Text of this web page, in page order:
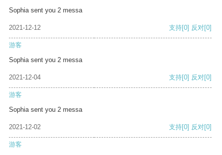
Sophia sent you 2 messa
2021-12-12 支持[0] 反对[0]
游客
Sophia sent you 2 messa
2021-12-04 支持[0] 反对[0]
游客
Sophia sent you 2 messa
2021-12-02 支持[0] 反对[0]
游客